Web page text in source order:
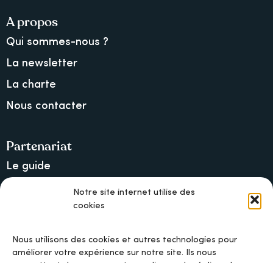
Notre site internet utilise des
cookies
Nous utilisons des cookies et autres technologies pour
améliorer votre expérience sur notre site. Ils nous
A propos
Qui sommes-nous ?
La newsletter
La charte
Nous contacter
Partenariat
Le guide
Lancer une collecte sur Ulule
MAIF, l’assureur militant